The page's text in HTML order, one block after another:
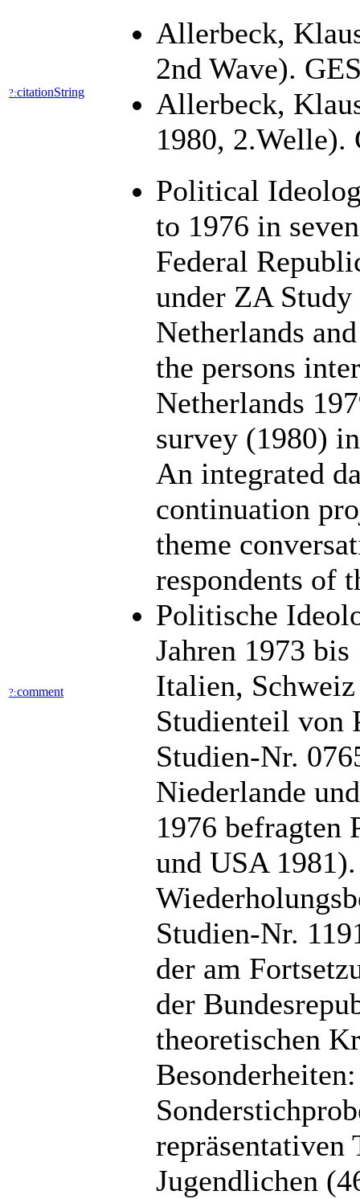
?:citationString
Allerbeck,
2nd Wave).
Allerbeck,
1980,
?:comment
Political
to 1976 in
Federal
under ZA
Netherlands
the persons
Netherlands
survey (1980)
An integrated
continuation
theme
respondents of
Politische
Jahren 1973
Italien,
Studienteil von
Studien-Nr.
Niederlande
1976 befragten
und USA
Studien-Nr.
der am
der
theoretischen
repräsentativen
Jugendlichen